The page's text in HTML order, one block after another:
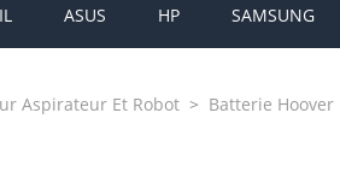
ASUS HP SAMSUNG
Aspirateur Et Robot Batterie Hoover